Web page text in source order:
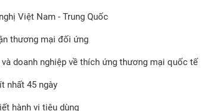
Việt Nam - Trung Quốc
thương mại đối ứng
doanh nghiệp về thích ứng thương mại quốc tế
nhất 45 ngày
hành vi tiêu dùng